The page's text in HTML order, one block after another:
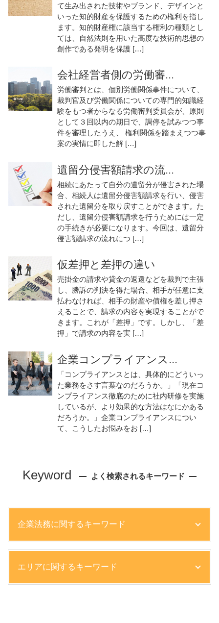
て生み出された技術やブランド、デザインと
いった知的財産を保護するための権利を指し
ます。知的財産権に該当する権利の種類とし
ては、自然法則を用いた高度な技術的思想の
創作である発明を保護 […]
会社経営者側の労働審...
労働審判とは、個別労働関係事件について、
裁判官及び労働関係についての専門的知識経
験をもつ者からなる労働審判委員会が、原則
として３回以内の期日で、調停を試みつつ事
件を審理したうえ、 権利関係を踏まえつつ事
案の実情に即した解 […]
遺留分侵害額請求の流...
相続にあたって自分の遺留分が侵害された場
合、相続人は遺留分侵害額請求を行い、侵害
された遺留分を取り戻すことができます。た
だし、遺留分侵害額請求を行うためには一定
の手続きが必要になります。今回は、遺留分
侵害額請求の流れにつ […]
仮差押と差押の違い
売掛金の請求や貸金の返還などを裁判で主張
し、勝訴の判決を得た場合、相手が任意に支
払わなければ、相手の財産や債権を差し押さ
えることで、請求の内容を実現することがで
きます。これが「差押」です。しかし、「差
押」で請求の内容を実 […]
企業コンプライアンス...
「コンプライアンスとは、具体的にどういっ
た業務をさす言葉なのだろうか。」「現在コ
ンプライアンス徹底のために社内研修を実施
しているが、より効果的な方法はなにかある
だろうか。」企業コンプライアンスについ
て、こうしたお悩みをお […]
Keyword よく検索されるキーワード
企業法務に関するキーワード
問題社員 解雇
エリアに関するキーワード